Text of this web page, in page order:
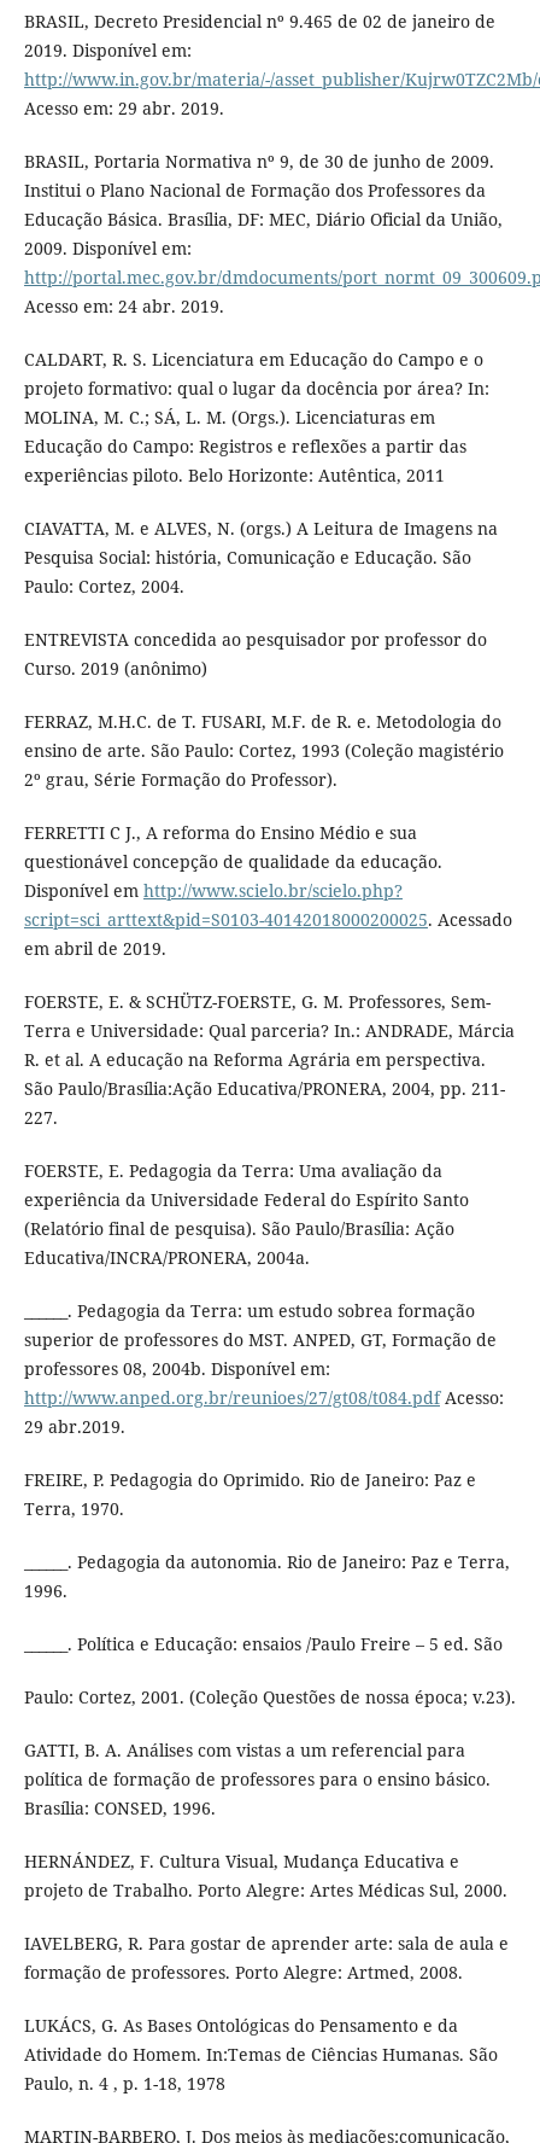
BRASIL, Decreto Presidencial nº 9.465 de 02 de janeiro de
2019. Disponível em:
http://www.in.gov.br/materia/-/asset_publisher/
Acesso em: 29 abr. 2019.
BRASIL, Portaria Normativa nº 9, de 30 de junho de 2009.
Institui o Plano Nacional de Formação dos Professores da
Educação Básica. Brasília, DF: MEC, Diário Oficial da União,
2009. Disponível em:
http://portal.mec.gov.br/dmdocuments/
Acesso em: 24 abr. 2019.
CALDART, R. S. Licenciatura em Educação do Campo e o
projeto formativo: qual o lugar da docência por área? In:
MOLINA, M. C.; SÁ, L. M. (Orgs.). Licenciaturas em
Educação do Campo: Registros e reflexões a partir das
experiências piloto. Belo Horizonte: Autêntica, 2011
CIAVATTA, M. e ALVES, N. (orgs.) A Leitura de Imagens na
Pesquisa Social: história, Comunicação e Educação. São
Paulo: Cortez, 2004.
ENTREVISTA concedida ao pesquisador por professor do
Curso. 2019 (anônimo)
FERRAZ, M.H.C. de T. FUSARI, M.F. de R. e. Metodologia do
ensino de arte. São Paulo: Cortez, 1993 (Coleção magistério
2º grau, Série Formação do Professor).
FERRETTI C J., A reforma do Ensino Médio e sua
questionável concepção de qualidade da educação.
Disponível em http://www.scielo.br/scielo.php?
script=sci_arttext&pid=S0103-40142018000200025. Acessado
em abril de 2019.
FOERSTE, E. & SCHÜTZ-FOERSTE, G. M. Professores, Sem-
Terra e Universidade: Qual parceria? In.: ANDRADE, Márcia
R. et al. A educação na Reforma Agrária em perspectiva.
São Paulo/Brasília:Ação Educativa/PRONERA, 2004, pp. 211-
227.
FOERSTE, E. Pedagogia da Terra: Uma avaliação da
experiência da Universidade Federal do Espírito Santo
(Relatório final de pesquisa). São Paulo/Brasília: Ação
Educativa/INCRA/PRONERA, 2004a.
______. Pedagogia da Terra: um estudo sobrea formação
superior de professores do MST. ANPED, GT, Formação de
professores 08, 2004b. Disponível em:
http://www.anped.org.br/reunioes/27/gt08/t084.pdfAcesso:
29 abr.2019.
FREIRE, P. Pedagogia do Oprimido. Rio de Janeiro: Paz e
Terra, 1970.
______. Pedagogia da autonomia. Rio de Janeiro: Paz e Terra,
1996.
______. Política e Educação: ensaios /Paulo Freire – 5 ed. São
Paulo: Cortez, 2001. (Coleção Questões de nossa época; v.23).
GATTI, B. A. Análises com vistas a um referencial para
política de formação de professores para o ensino básico.
Brasília: CONSED, 1996.
HERNÁNDEZ, F. Cultura Visual, Mudança Educativa e
projeto de Trabalho. Porto Alegre: Artes Médicas Sul, 2000.
IAVELBERG, R. Para gostar de aprender arte: sala de aula e
formação de professores. Porto Alegre: Artmed, 2008.
LUKÁCS, G. As Bases Ontológicas do Pensamento e da
Atividade do Homem. In:Temas de Ciências Humanas. São
Paulo, n. 4 , p. 1-18, 1978
MARTIN-BARBERO, J. Dos meios às mediações:comunicação,